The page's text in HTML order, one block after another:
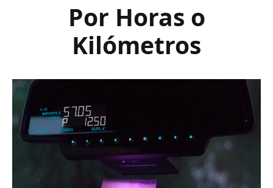
Por Horas o
Kilómetros